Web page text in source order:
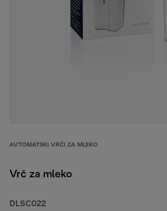
AVTOMATSKI VRČI ZA MLEKO
Vrč za mleko
DLSC022